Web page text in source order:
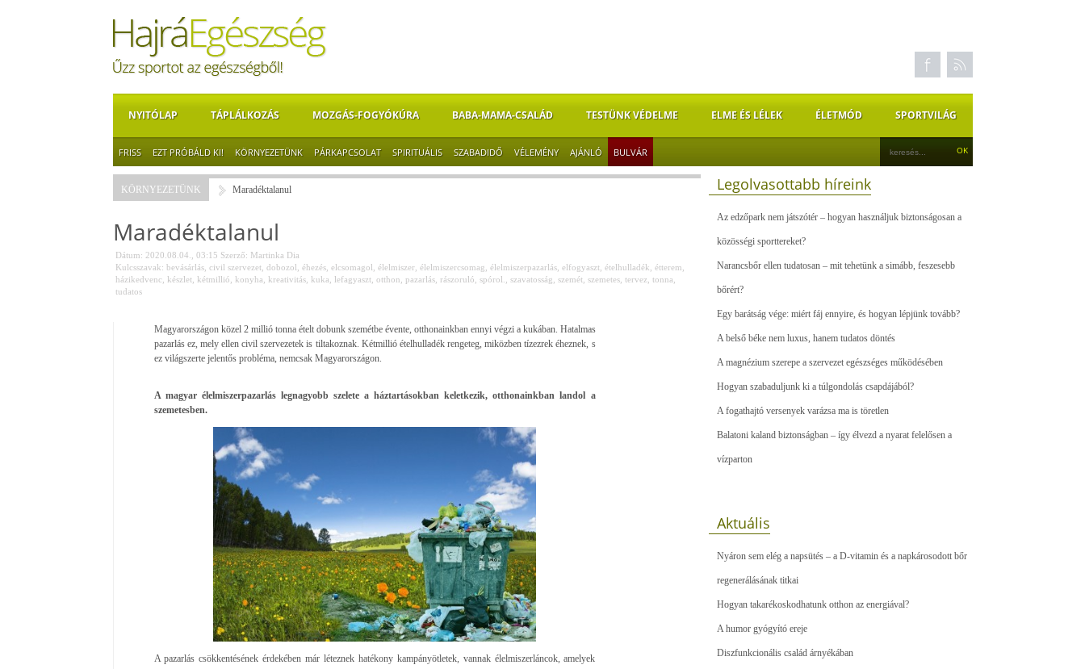
NYITÓLAP TÁPLÁLKOZÁS MOZGÁS-FOGYÓKÚRA BABA-MAMA-CSALÁD TESTÜNK VÉDELME ELME ÉS LÉLEK ÉLETMÓD SPORTVILÁG
FRISS EZT PRÓBÁLD KI! KÖRNYEZETÜNK PÁRKAPCSOLAT SPIRITUÁLIS SZABADIDŐ VÉLEMÉNY AJÁNLÓ BULVÁR
KÖRNYEZETÜNK Maradéktalanul
Maradéktalanul
Dátum: 2020.08.04., 03:15 Szerző: Martinka Dia
Kulcsszavak: bevásárlás, civil szervezet, dobozol éhezés, elcsomagol élelmiszer, élelmiszercsomag élelmiszerpazarlás, elfogyaszt, ételhulladék étterem
házikedvenc
készlet, kétmillió konyha kreativitás, kuka lefagyaszt, otthon pazarlás, rászoruló spórol. szavatosság szemét, szemetes, tervez tonna
tudatos
Magyarországon közel 2 millió tonna ételt dobunk szemétbe évente, otthonainkban ennyi végzi a kukában. Hatalmas
pazarlás ez, mely ellen civil szervezetek is tiltakoznak. Kétmillió ételhulladék rengeteg, miközben tízezrek éheznek, s
ez világszerte jelentős probléma, nemcsak Magyarországon.
A magyar élelmiszerpazarlás legnagyobb szelete a háztartásokban keletkezik, otthonainkban landol a
szemetesben.
A pazarlás csökkentésének érdekében már léteznek hatékony kampányötletek, vannak élelmiszerláncok, amelyek
Legolvasottabb híreink
Az edzőpark nem játszótér – hogyan használjuk biztonságosan a
közösségi sporttereket?
Narancsbőr ellen tudatosan – mit tehetünk a simább, feszesebb
bőrért?
Egy barátság vége: miért fáj ennyire, és hogyan lépjünk tovább?
A belső béke nem luxus, hanem tudatos döntés
A magnézium szerepe a szervezet egészséges működésében
Hogyan szabaduljunk ki a túlgondolás csapdájából?
A fogathajtó versenyek varázsa ma is töretlen
Balatoni kaland biztonságban – így élvezd a nyarat felelősen a
vízparton
Aktuális
Nyáron sem elég a napsütés – a D-vitamin és a napkárosodott bőr
regenerálásának titkai
Hogyan takarékoskodhatunk otthon az energiával?
A humor gyógyító ereje
Diszfunkcionális család árnyékában